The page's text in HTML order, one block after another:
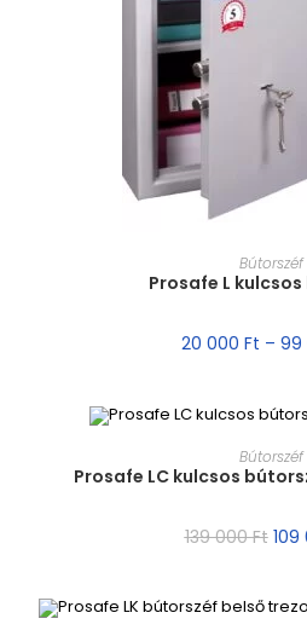
MÉRETBútorszéf
Prosafe L
20 000 Ft – 99
MÉRETBútorszéf
Prosafe LC kulcsos
139 000Ft 109